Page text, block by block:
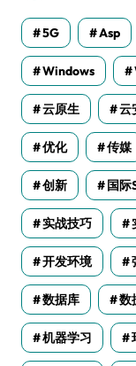
5G Asp
Windows
云原生 云
优化 传媒
创新 国际
实战技巧
开发环境
数据库 数
机器学习